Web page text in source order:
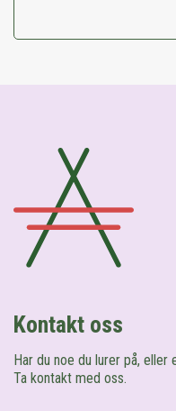
Kontakt oss
Har du noe du lurer på,
Ta kontakt med oss.